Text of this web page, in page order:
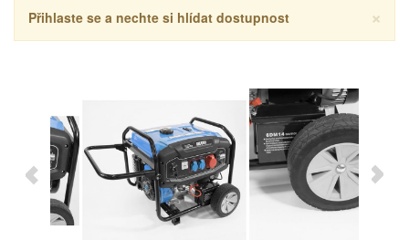
×
Přihlaste se a nechte si hlídat dostupnost